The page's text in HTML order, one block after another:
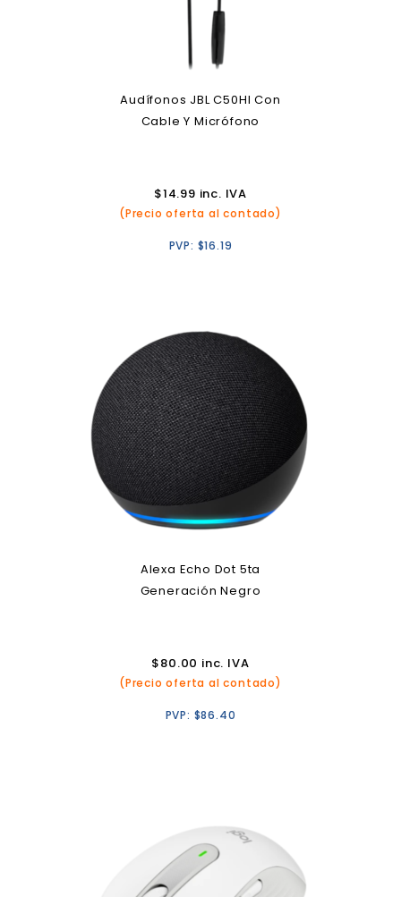
Audífonos JBL C50HI Con
Cable Y Micrófono
$14.99 inc. IVA
(Precio oferta al contado)
PVP: $16.19
Alexa Echo Dot 5ta
Generación Negro
$80.00 inc. IVA
(Precio oferta al contado)
PVP: $86.40